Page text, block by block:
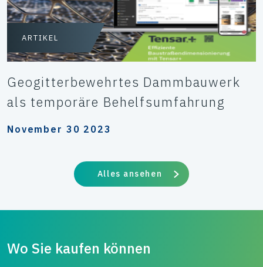
ARTIKEL
Geogitterbewehrtes Dammbauwerk
als temporäre Behelfsumfahrung
November 30 2023
Alles ansehen
Wo Sie kaufen können